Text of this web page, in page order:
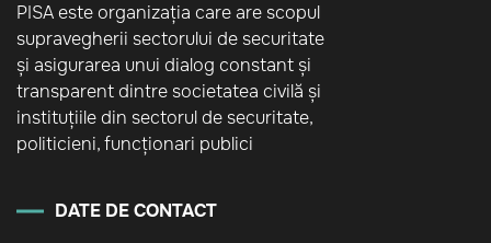
PISA este organizația care are scopul
supravegherii sectorului de securitate
și asigurarea unui dialog constant și
transparent dintre societatea civilă și
instituțiile din sectorul de securitate,
politicieni, funcționari publici
DATE DE CONTACT